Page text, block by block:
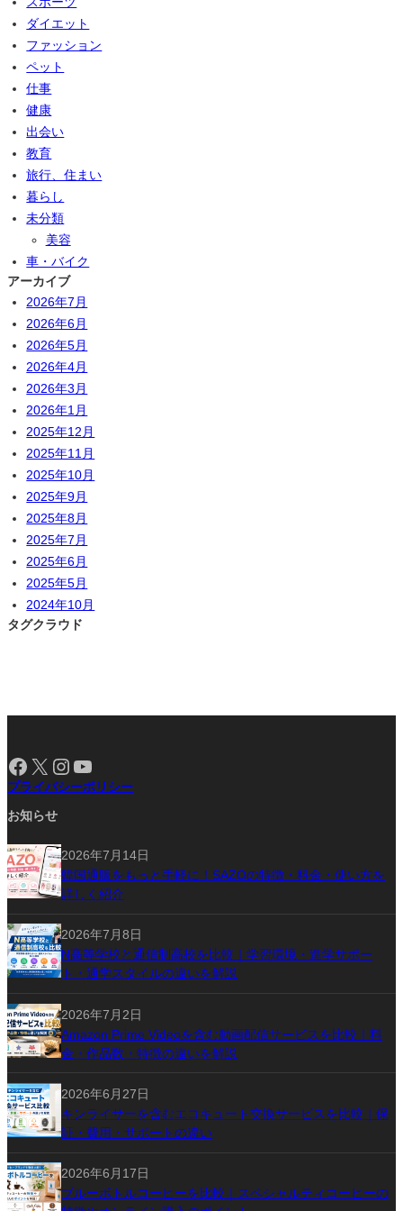
ダイエット
ファッション
ペット
仕事
健康
出会い
教育
旅行、住まい
暮らし
未分類
美容
車・バイク
アーカイブ
2026年7月
2026年6月
2026年5月
2026年4月
2026年3月
2026年1月
2025年12月
2025年11月
2025年10月
2025年9月
2025年8月
2025年7月
2025年6月
2025年5月
2024年10月
タグクラウド
Facebook X Instagram YouTube
プライバシーポリシー
お知らせ
2026年7月14日
韓国通販をもっと手軽に！SAZOの特徴・料金・使い方を
詳しく紹介
2026年7月8日
N高等学校と通信制高校を比較｜学習環境・進学サポー
ト・通学スタイルの違いを解説
2026年7月2日
Amazon Prime Videoを含む動画配信サービスを比較｜料
金・作品数・特徴の違いを解説
2026年6月27日
キンライサーを含むエコキュート交換サービスを比較｜保
証・費用・サポートの違い
2026年6月17日
ブルーボトルコーヒーを比較｜スペシャルティコーヒーの